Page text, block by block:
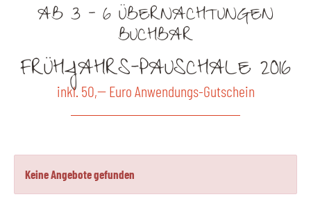
AB 3 - 6 ÜBERNACHTUNGEN
BUCHBAR
FRÜHJAHRS-PAUSCHALE 2016
inkl. 50,-- Euro Anwendungs-Gutschein
Keine Angebote gefunden